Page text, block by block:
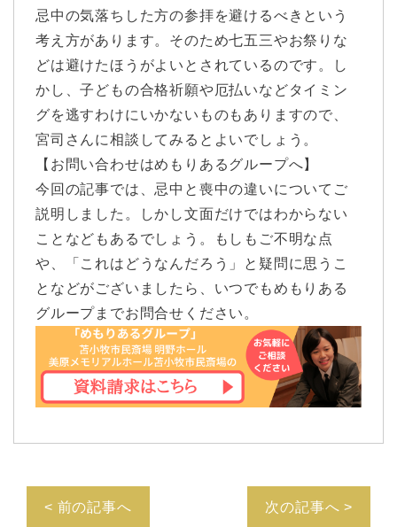
忌中の気落ちした方の参拝を避けるべきという
考え方があります。そのため七五三やお祭りな
どは避けたほうがよいとされているのです。し
かし、子どもの合格祈願や厄払いなどタイミン
グを逃すわけにいかないものもありますので、
宮司さんに相談してみるとよいでしょう。
【お問い合わせはめもりあるグループへ】
今回の記事では、忌中と喪中の違いについてご
説明しました。しかし文面だけではわからない
ことなどもあるでしょう。もしもご不明な点
や、「これはどうなんだろう」と疑問に思うこ
となどがございましたら、いつでもめもりある
グループまでお問合せください。
< 前の記事へ 次の記事へ >